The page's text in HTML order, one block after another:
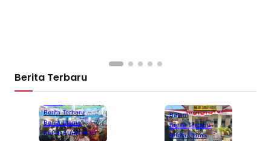
Berita Terbaru
Berita Terbaru
Berita Utama
KEPULAUAN RIAU
Batam
Berita Terbaru
Berita Utama